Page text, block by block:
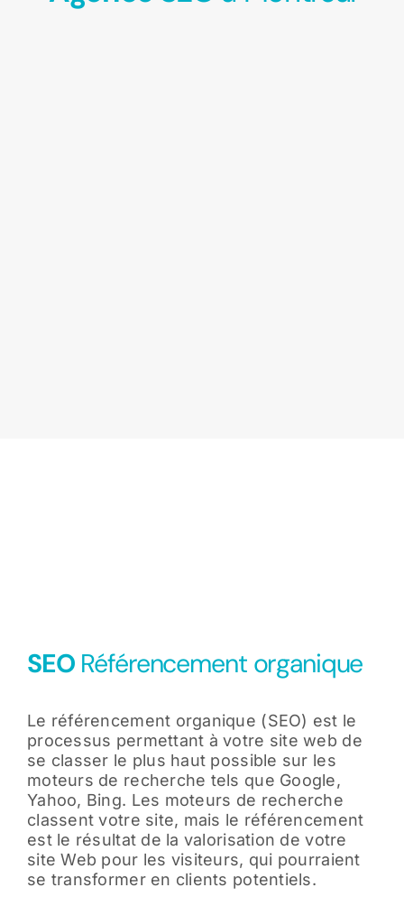
SEORéférencement organique
Le référencement organique (SEO) est le
processus permettant à votre site web de
se classer le plus haut possible sur les
moteurs de recherche tels que Google,
Yahoo, Bing. Les moteurs de recherche
classent votre site, mais le référencement
est le résultat de la valorisation de votre
site Web pour les visiteurs, qui pourraient
se transformer en clients potentiels.